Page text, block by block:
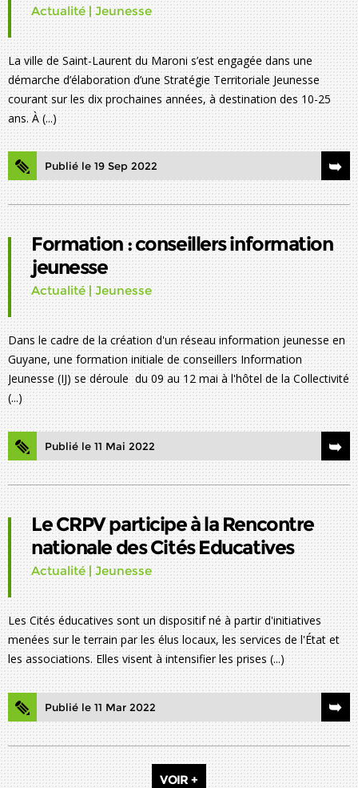
Actualité | Jeunesse
La ville de Saint-Laurent du Maroni s’est engagée dans une
démarche d’élaboration d’une Stratégie Territoriale Jeunesse
courant sur les dix prochaines années, à destination des 10-25
ans. À (...)
Publié le 19 Sep 2022
Formation : conseillers information
jeunesse
Actualité | Jeunesse
Dans le cadre de la création d'un réseau information jeunesse en
Guyane, une formation initiale de conseillers Information
Jeunesse (IJ) se déroule du 09 au 12 mai à l'hôtel de la Collectivité
(...)
Publié le 11 Mai 2022
Le CRPV participe à la Rencontre
nationale des Cités Educatives
Actualité | Jeunesse
Les Cités éducatives sont un dispositif né à partir d'initiatives
menées sur le terrain par les élus locaux, les services de l'État et
les associations. Elles visent à intensifier les prises (...)
Publié le 11 Mar 2022
VOIR +